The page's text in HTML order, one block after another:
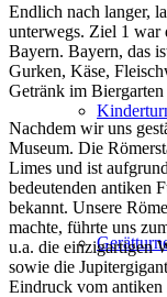
Endlich nach langer,
unterwegs. Ziel 1 war
Bayern. Bayern, das
Gurken, Käse,
Getränk im Biergarten
Nachdem wir uns
Museum. Die
Limes und ist
bedeutenden antiken
bekannt. Unsere
machte, führte uns
u.a. die einzigartigen
sowie die
Eindruck vom